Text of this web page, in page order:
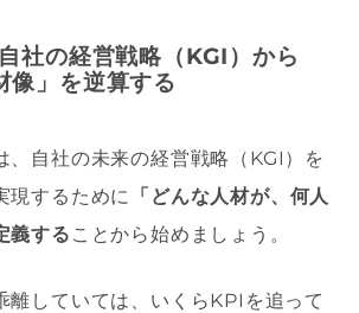
社の経営戦略（KGI）から
像」を逆算する
、自社の未来の経営戦略（KGI）を
現するために
「どんな人材が、何人
義する ことから始めましょう。
離していては、いくらKPIを追って